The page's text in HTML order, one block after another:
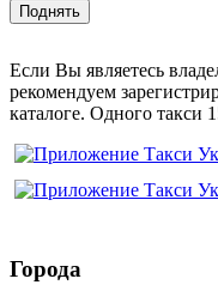
Поднять
Если Вы являетесь
рекомендуем
каталоге. Одного такси
Города